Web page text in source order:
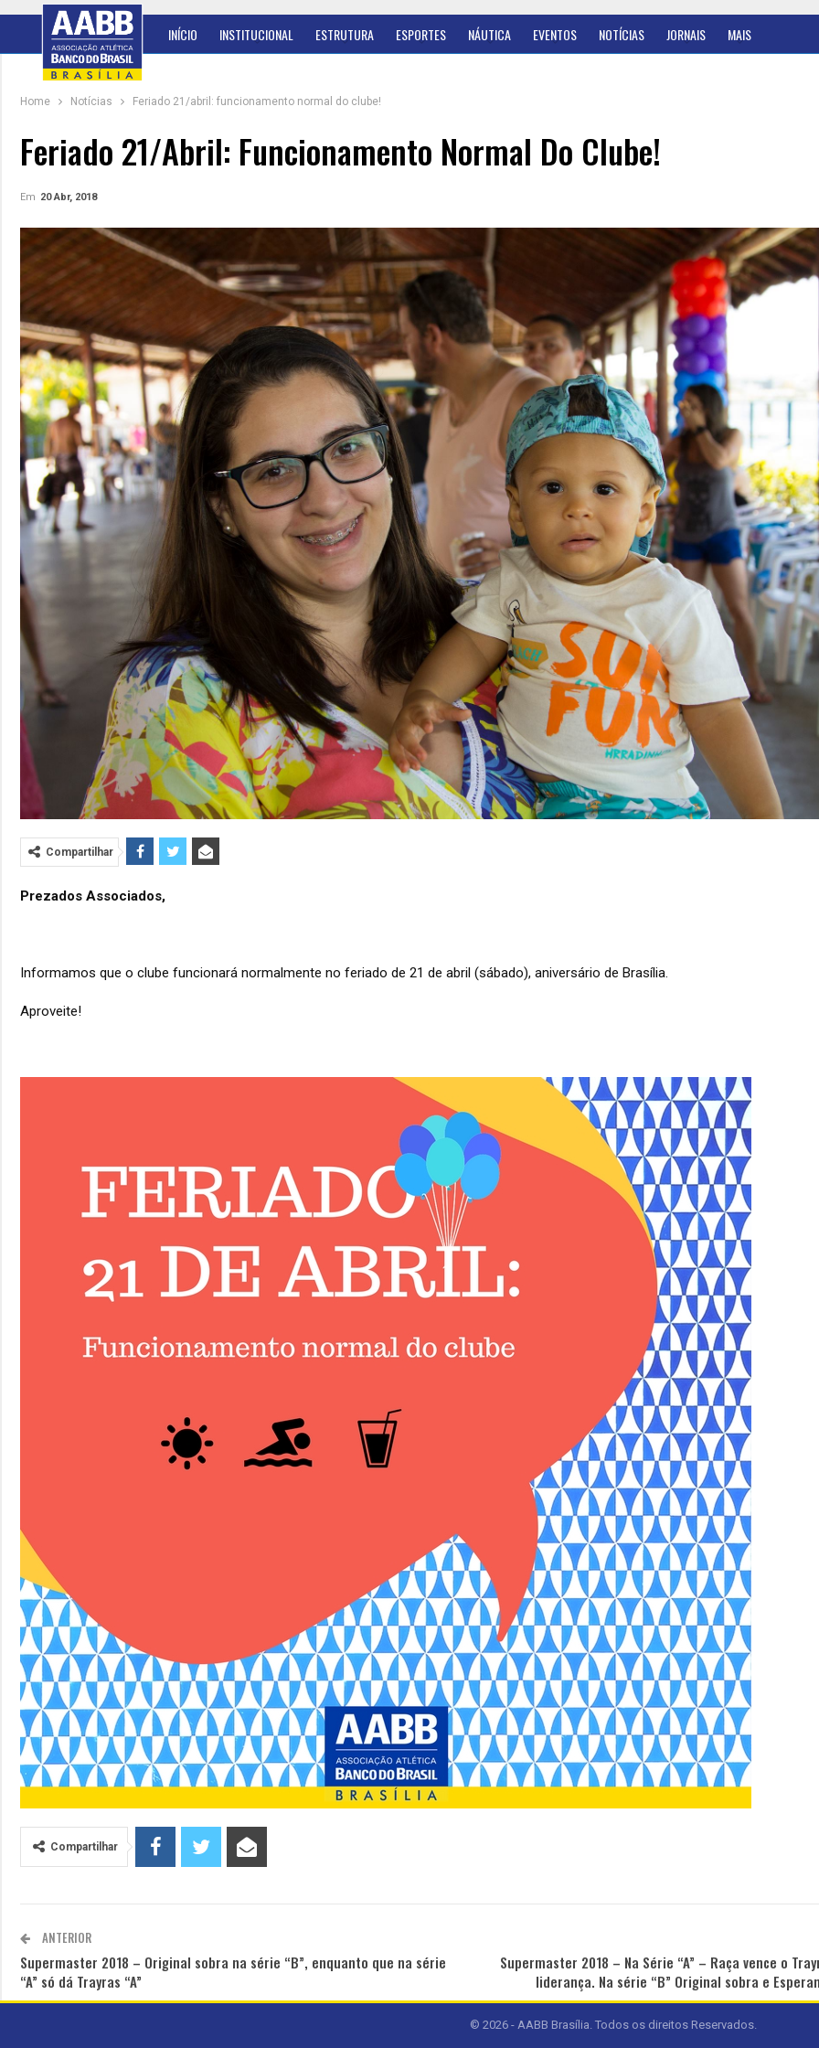
INÍCIO INSTITUCIONAL ESTRUTURA ESPORTES NÁUTICA EVENTOS NOTÍCIAS JORNAIS MAIS
Home Notícias Feriado 21/abril: funcionamento normal do clube!
Feriado 21/abril: Funcionamento Normal Do Clube!
Em 20 Abr, 2018
Compartilhar
Prezados Associados,
Informamos que o clube funcionará normalmente no feriado de 21 de abril (sábado), aniversário de Brasília.
Aproveite!
Compartilhar
ANTERIOR
Supermaster 2018 – Original sobra na série “B”, enquanto que na série
“A” só dá Trayras “A”
Supermaster 2018 – Na Série “A” – Raça vence o
liderança. Na série “B” Original sobra e
© 2026 - AABB Brasília. Todos os direitos Reservados.